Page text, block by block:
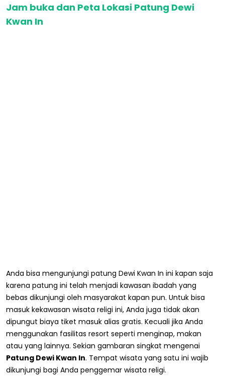
Jam buka dan Peta Lokasi Patung Dewi
Kwan In
Anda bisa mengunjungi patung Dewi Kwan In ini kapan saja
karena patung ini telah menjadi kawasan ibadah yang
bebas dikunjungi oleh masyarakat kapan pun. Untuk bisa
masuk kekawasan wisata religi ini, Anda juga tidak akan
dipungut biaya tiket masuk alias gratis. Kecuali jika Anda
menggunakan fasilitas resort seperti menginap, makan
atau yang lainnya. Sekian gambaran singkat mengenai
Patung Dewi Kwan In. Tempat wisata yang satu ini wajib
dikunjungi bagi Anda penggemar wisata religi.